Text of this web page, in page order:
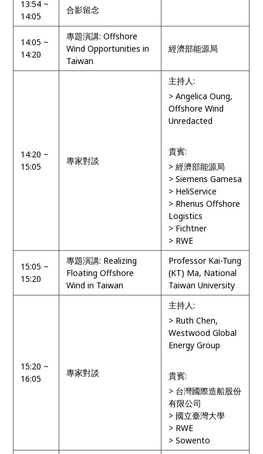
13:54 ~
14:05
合影留念
14:05 ~
14:20
專題演講: Offshore
Wind Opportunities in
Taiwan
經濟部能源局
14:20 ~
15:05
專家對談
主持人:
> Angelica Oung,
Offshore Wind
Unredacted
貴賓:
> 經濟部能源局
> Siemens Gamesa
> HeliService
> Rhenus Offshore
Logistics
> Fichtner
> RWE
15:05 ~
15:20
專題演講: Realizing
Floating Offshore
Wind in Taiwan
Professor Kai-Tung
(KT) Ma, National
Taiwan University
15:20 ~
16:05
專家對談
主持人:
> Ruth Chen,
Westwood Global
Energy Group
貴賓:
> 台灣國際造船股份
有限公司
> 國立臺灣大學
> RWE
> Sowento